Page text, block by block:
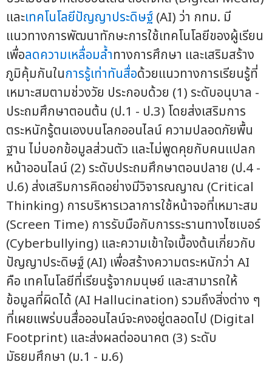
และเทคโนโลยีปัญญาประดิษฐ์(AI) ว่า กทม. มี
แนวทางการพัฒนาทักษะการใช้เทคโนโลยีของผู้เรียน
เพื่อลดความเหลื่อมล้ำทางการศึกษา และเสริมสร้าง
ภูมิคุ้มกันในการรู้เท่าทันสื่อด้วยแนวทางการเรียนรู้ที่
เหมาะสมตามช่วงวัย ประกอบด้วย (1) ระดับอนุบาล -
ประถมศึกษาตอนต้น (ป.1 - ป.3) โดยส่งเสริมการ
ตระหนักรู้ตนเองบนโลกออนไลน์ ความปลอดภัยพื้น
ฐาน ไม่บอกข้อมูลส่วนตัว และไม่พูดคุยกับคนแปลก
หน้าออนไลน์ (2) ระดับประถมศึกษาตอนปลาย (ป.4 -
ป.6) ส่งเสริมการคิดอย่างมีวิจารณญาณ (Critical
Thinking) การบริหารเวลาการใช้หน้าจอที่เหมาะสม
(Screen Time) การรับมือกับการระรานทางไซเบอร์
(Cyberbullying) และความเข้าใจเบื้องต้นเกี่ยวกับ
ปัญญาประดิษฐ์ (AI) เพื่อสร้างความตระหนักว่า AI
คือ เทคโนโลยีที่เรียนรู้จากมนุษย์ และสามารถให้
ข้อมูลที่ผิดได้ (AI Hallucination) รวมถึงสิ่งต่าง ๆ
ที่เผยแพร่บนสื่อออนไลน์จะคงอยู่ตลอดไป (Digital
Footprint) และส่งผลต่ออนาคต (3) ระดับ
มัธยมศึกษา (ม.1 - ม.6)